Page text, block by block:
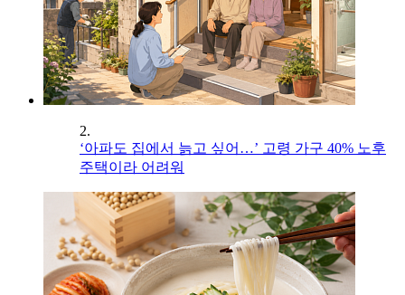
2.
‘아파도 집에서 늙고 싶어…’ 고령 가구 40% 노후
주택이라 어려워